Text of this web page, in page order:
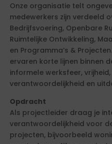
Onze organisatie telt
medewerkers zijn verdeeld
Bedrijfsvoering, Openbare
Ruimtelijke Ontwikkeling,
en Programma’s &
ervaren korte lijnen binnen
informele werksfeer,
verantwoordelijkheid en
Opdracht
Als projectleider draag je
verantwoordelijkheid voor
projecten, bijvoorbeeld